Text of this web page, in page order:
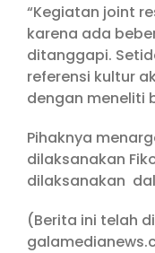
“Kegiatan joint
karena ada
ditanggapi.
referensi kultur
dengan meneliti
Pihaknya
dilaksanakan
dilaksanakan
(Berita ini telah